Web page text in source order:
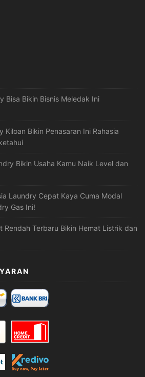
Bisa Bikin Bisnis Meledak Ini
Kiloan Bikin Penasaran Ini Rahasia
Bikin Usaha Kamu Naik Level dan
Laundry Cepat Kaya Cuma Modal
Gas Ini!
Rendah Terbaru Bikin Hemat Listrik dan